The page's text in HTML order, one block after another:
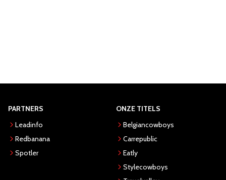
PARTNERS
Leadinfo
Redbanana
Spotler
ONZE TITELS
Belgiancowboys
Carrepublic
Eatly
Stylecowboys